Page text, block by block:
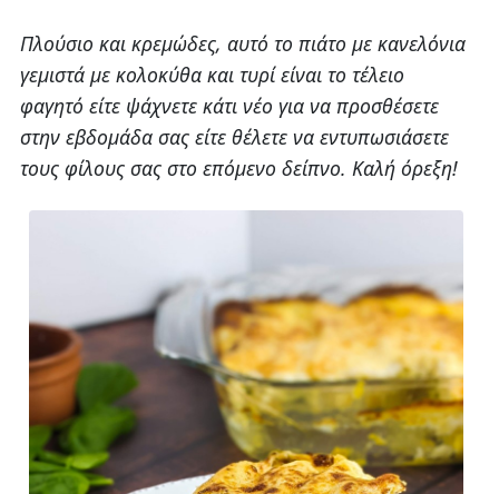
Πλούσιο και κρεμώδες, αυτό το πιάτο με κανελόνια
γεμιστά με κολοκύθα και τυρί είναι το τέλειο
φαγητό είτε ψάχνετε κάτι νέο για να προσθέσετε
στην εβδομάδα σας είτε θέλετε να εντυπωσιάσετε
τους φίλους σας στο επόμενο δείπνο. Καλή όρεξη!